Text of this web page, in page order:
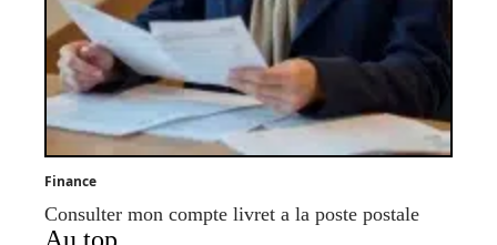
Finance
Consulter mon compte livret a la poste postale
Au top